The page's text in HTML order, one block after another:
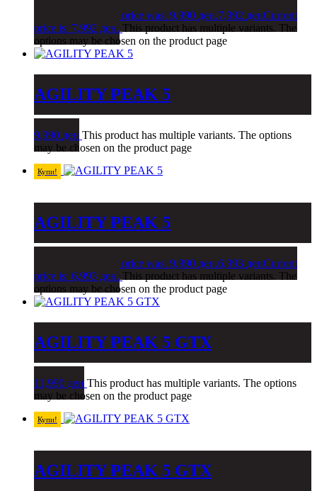
Original price was: 9,990 ден.7,992 денCurrent
price is: 7,992 ден. This product has multiple variants. The
options may be chosen on the product page
AGILITY PEAK 5
9,990 ден This product has multiple variants. The options
may be chosen on the product page
Купи!
AGILITY PEAK 5
Original price was: 9,990 ден.6,993 денCurrent
price is: 6,993 ден. This product has multiple variants. The
options may be chosen on the product page
AGILITY PEAK 5 GTX
11,990 ден This product has multiple variants. The options
may be chosen on the product page
Купи!
AGILITY PEAK 5 GTX